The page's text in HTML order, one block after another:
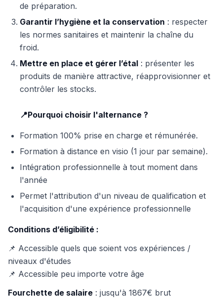
de préparation.
Garantir l’hygiène et la conservation : respecter
les normes sanitaires et maintenir la chaîne du
froid.
Mettre en place et gérer l’étal : présenter les
produits de manière attractive, réapprovisionner et
contrôler les stocks.
📍Pourquoi choisir l'alternance ?
Formation 100% prise en charge et rémunérée.
Formation à distance en visio (1 jour par semaine).
Intégration professionnelle à tout moment dans
l'année
Permet l'attribution d'un niveau de qualification et
l'acquisition d'une expérience professionnelle
Conditions d’éligibilité :
📌 Accessible quels que soient vos expériences /
niveaux d'études
📌 Accessible peu importe votre âge
Fourchette de salaire : jusqu'à 1867€ brut